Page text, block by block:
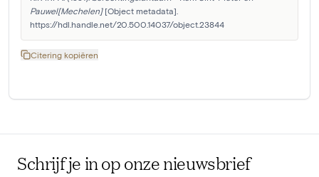
Pauwel[Mechelen] [Object metadata].
https://hdl.handle.net/20.500.14037/object.23844
Citering kopiëren
Schrijf je in op onze nieuwsbrief